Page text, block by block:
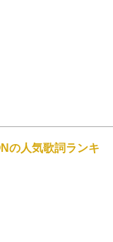
の人気歌詞ランキ